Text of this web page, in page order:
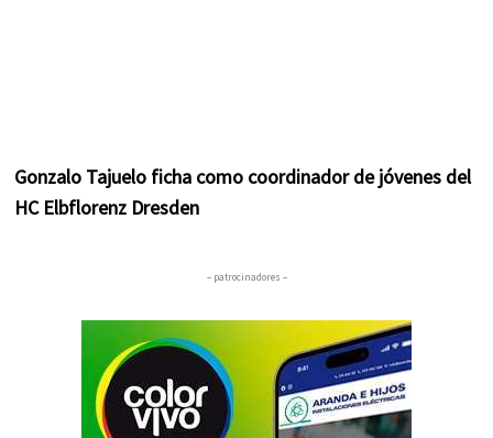
Gonzalo Tajuelo ficha como coordinador de jóvenes del
HC Elbflorenz Dresden
– patrocinadores –